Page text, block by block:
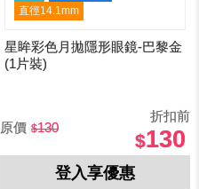
直徑14.1mm
星眸彩色月拋隱形眼鏡-巴黎金
(1片裝)
原價 130
折扣前
130
登入享優惠